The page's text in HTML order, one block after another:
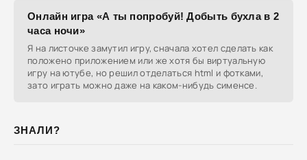
Онлайн игра «А ты попробуй! Добыть бухла в 2
часа ночи»
Я на листочке замутил игру, сначала хотел сделать как
положено приложением или же хотя бы виртуальную
игру на ютубе, но решил отделаться html и фотками,
зато играть можно даже на каком-нибудь сименсе.
ЗНАЛИ?